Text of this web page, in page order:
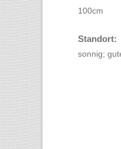
100cm
Standort:
sonnig;